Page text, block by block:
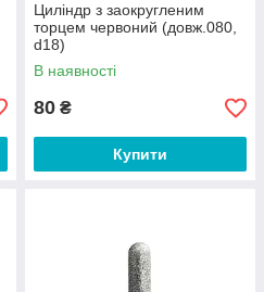
Циліндр з заокругленим
торцем червоний (довж.080,
d18)
В наявності
80 ₴
Купити